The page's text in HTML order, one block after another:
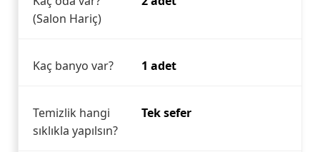
(Salon Hariç)
Kaç banyo var? 1 adet
Temizlik hangi
sıklıkla yapılsın?
Tek sefer